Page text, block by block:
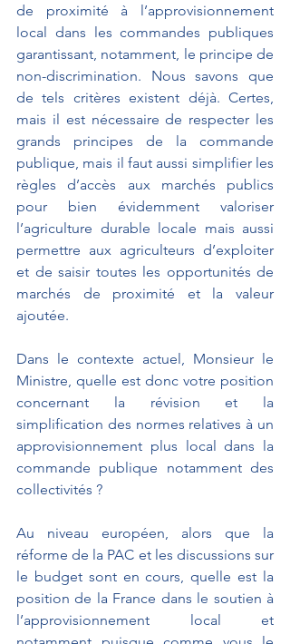
de proximité à l’approvisionnement
local dans les commandes publiques
garantissant, notamment, le principe de
non-discrimination. Nous savons que
de tels critères existent déjà. Certes,
mais il est nécessaire de respecter les
grands principes de la commande
publique, mais il faut aussi simplifier les
règles d’accès aux marchés publics
pour bien évidemment valoriser
l’agriculture durable locale mais aussi
permettre aux agriculteurs d’exploiter
et de saisir toutes les opportunités de
marchés de proximité et la valeur
ajoutée.
Dans le contexte actuel, Monsieur le
Ministre, quelle est donc votre position
concernant la révision et la
simplification des normes relatives à un
approvisionnement plus local dans la
commande publique notamment des
collectivités ?
Au niveau européen, alors que la
réforme de la PAC et les discussions sur
le budget sont en cours, quelle est la
position de la France dans le soutien à
l’approvisionnement local et